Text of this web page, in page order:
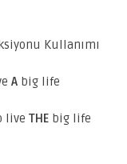
Kullanımı
A big life
live THE big life